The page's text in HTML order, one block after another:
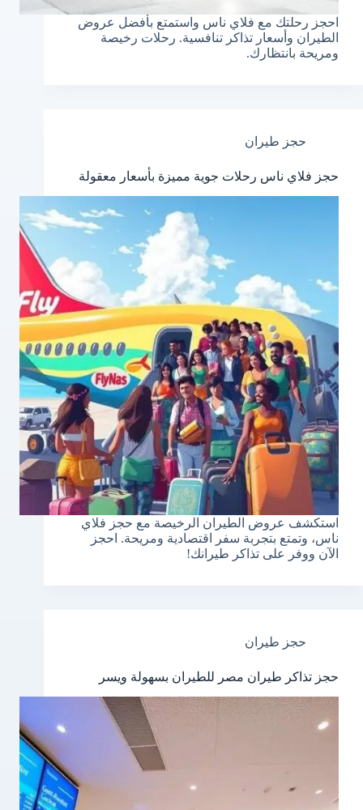
احجز رحلتك مع فلاي ناس واستمتع بأفضل عروض
الطيران وأسعار تذاكر تنافسية. رحلات رخيصة
ومريحة بانتظارك.
حجز طيران
حجز فلاي ناس رحلات جوية مميزة بأسعار معقولة
استكشف عروض الطيران الرخيصة مع حجز فلاي
ناس، وتمتع بتجربة سفر اقتصادية ومريحة. احجز
الآن ووفر على تذاكر طيرانك!
حجز طيران
حجز تذاكر طيران مصر للطيران بسهولة ويسر